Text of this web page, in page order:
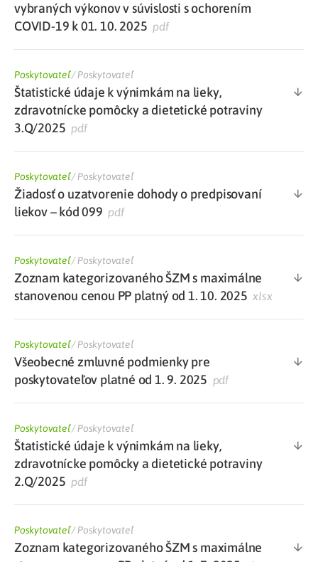
vybraných výkonov v súvislosti s ochorením
COVID-19 k 01. 10. 2025 pdf
Poskytovateľ/Poskytovateľ
Štatistické údaje k výnimkám na lieky,
zdravotnícke pomôcky a dietetické potraviny
3.Q/2025 pdf
Poskytovateľ/Poskytovateľ
Žiadosť o uzatvorenie dohody o predpisovaní
liekov – kód 099 pdf
Poskytovateľ/Poskytovateľ
Zoznam kategorizovaného ŠZM s maximálne
stanovenou cenou PP platný od 1. 10. 2025 xlsx
Poskytovateľ/Poskytovateľ
Všeobecné zmluvné podmienky pre
poskytovateľov platné od 1. 9. 2025 pdf
Poskytovateľ/Poskytovateľ
Štatistické údaje k výnimkám na lieky,
zdravotnícke pomôcky a dietetické potraviny
2.Q/2025 pdf
Poskytovateľ/Poskytovateľ
Zoznam kategorizovaného ŠZM s maximálne